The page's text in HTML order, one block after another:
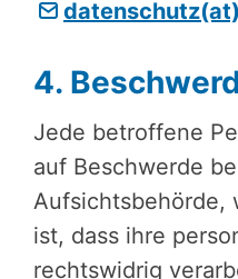
4.
Jede betroffene
auf Beschwerde
Aufsichtsbehörde,
ist, dass ihre
rechtswidrig